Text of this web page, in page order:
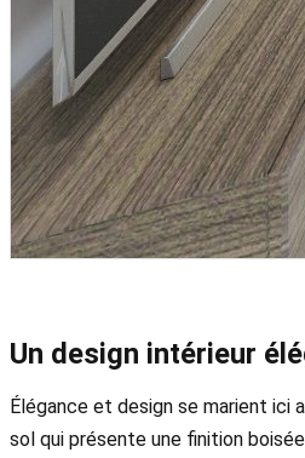
Un design intérieur
Élégance et design se marient ici
sol qui présente une finition